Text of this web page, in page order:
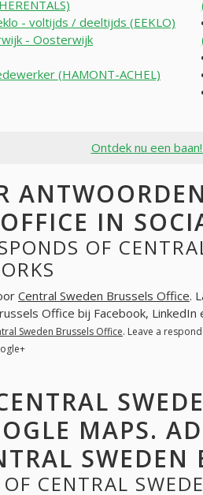
- voltijds / deeltijds (EEKLO)
- Oosterwijk
(HAMONT-ACHEL)
Ontdek nu een baan!
IN
OF
Central Sweden Brussels Office.
Office bij Facebook, LinkedIn
Sweden Brussels Office. Leave a
MAPS.
SWEDEN
CENTRAL